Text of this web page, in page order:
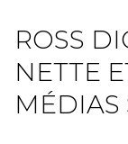
ROSS
NETTE
MÉDIAS